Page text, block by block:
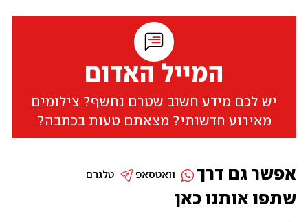
המייל האדום
יש לכם מידע חשוב שטרם נחשף? צילומים
מאירוע חדשותי? מצאתם טעות בכתבה?
שתפו אותנו כאן
אפשר גם דרך טלגרם וואטסאפ